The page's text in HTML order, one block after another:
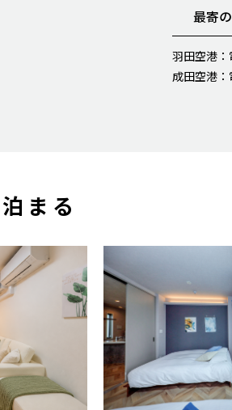
最寄
羽田空港
成田空港
まる